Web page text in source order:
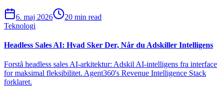
6. maj 2026
20 min read
Teknologi
Headless Sales AI: Hvad Sker Der, Når du Adskiller Intelligens
Forstå headless sales AI-arkitektur: Adskil AI-intelligens fra interface
for maksimal fleksibilitet. Agent360's Revenue Intelligence Stack
forklaret.